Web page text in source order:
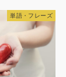
単語・フレーズ